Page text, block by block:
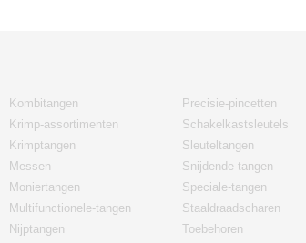
Kombitangen
Krimp-assortimenten
Krimptangen
Messen
Moniertangen
Multifunctionele-tangen
Nijptangen
Precisie-pincetten
Schakelkastsleutels
Sleuteltangen
Snijdende-tangen
Speciale-tangen
Staaldraadscharen
Toebehoren